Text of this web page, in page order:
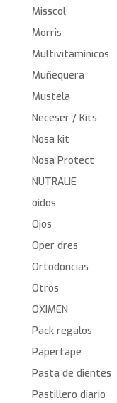
Misscol
Morris
Multivitamínicos
Muñequera
Mustela
Neceser / Kits
Nosa kit
Nosa Protect
NUTRALIE
oídos
Ojos
Oper dres
Ortodoncias
Otros
OXIMEN
Pack regalos
Papertape
Pasta de dientes
Pastillero diario